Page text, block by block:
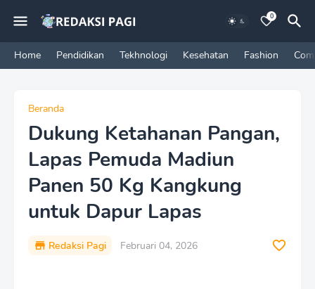
0
Home Pendidikan Tekhnologi Kesehatan Fashion
Beranda
Dukung Ketahanan Pangan,
Lapas Pemuda Madiun
Panen 50 Kg Kangkung
untuk Dapur Lapas
Redaksi Pagi Februari 04, 2026